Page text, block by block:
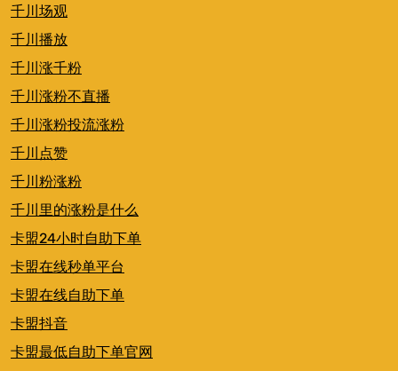
千川场观
千川播放
千川涨千粉
千川涨粉不直播
千川涨粉投流涨粉
千川点赞
千川粉涨粉
千川里的涨粉是什么
卡盟24小时自助下单
卡盟在线秒单平台
卡盟在线自助下单
卡盟抖音
卡盟最低自助下单官网